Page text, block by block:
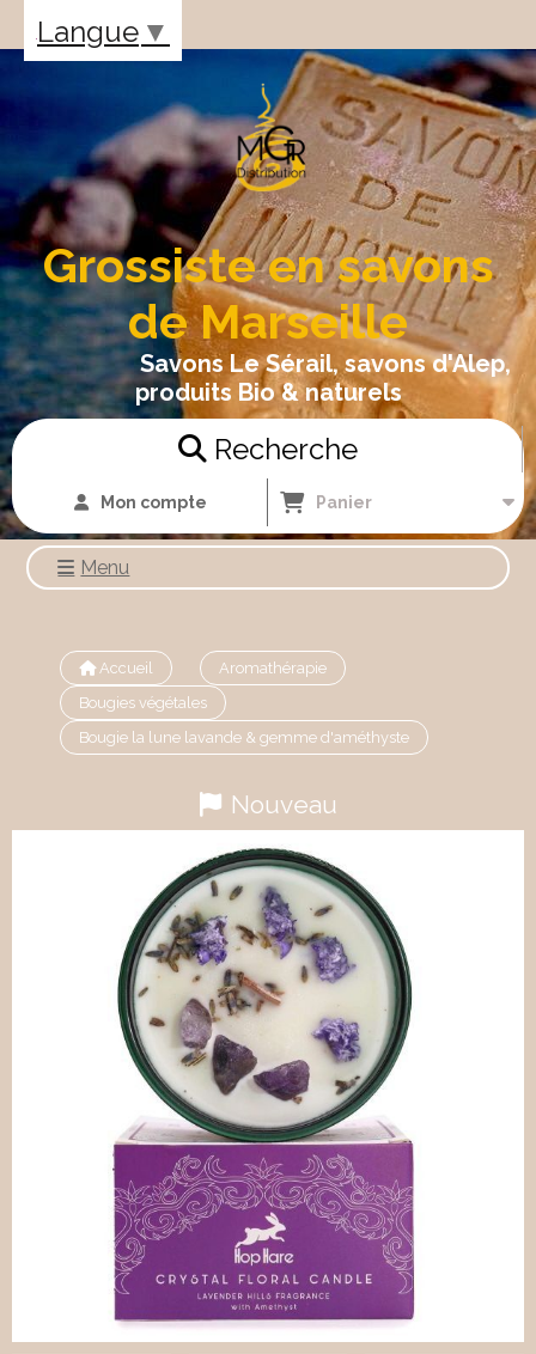
Grossiste en savons
de Marseille
Savons Le Sérail, savons d'Alep,
produits Bio & naturels
Recherche
Mon compte Panier
Menu
Accueil
Aromathérapie
Bougies végétales
Bougie la lune lavande & gemme d'améthyste
Nouveau
Langue ▼